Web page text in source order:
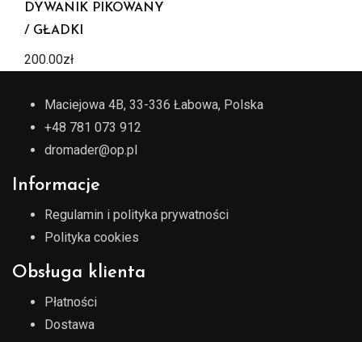
DYWANIK PIKOWANY
/ GŁADKI
200.00zł
Maciejowa 4B, 33-336 Łabowa, Polska
+48 781 073 912
dromader@op.pl
Informacje
Regulamin i polityka prywatności
Polityka cookies
Obsługa klienta
Płatności
Dostawa